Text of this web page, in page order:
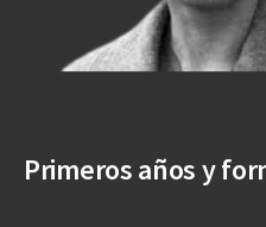
Primeros años y